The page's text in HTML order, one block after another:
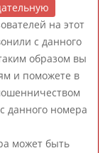
на этот
с данного
образом вы
и поможете в
данного номера
может быть